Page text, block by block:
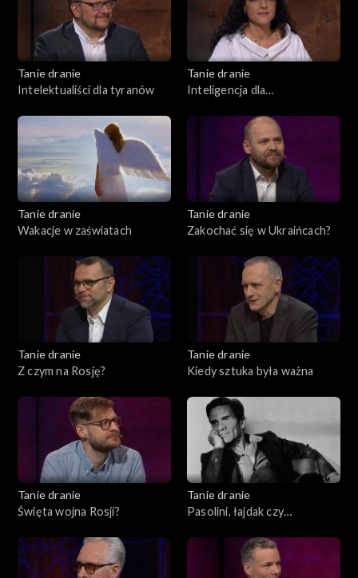
Tanie dranie
Intelektualiści dla tyranów
Tanie dranie
Inteligencja dla
Tanie dranie
Wakacje w zaświatach
Tanie dranie
Zakochać się w Ukraińcach?
Tanie dranie
Z czym na Rosję?
Tanie dranie
Kiedy sztuka była ważna
Tanie dranie
Święta wojna Rosji?
Tanie dranie
Pasolini, łajdak czy